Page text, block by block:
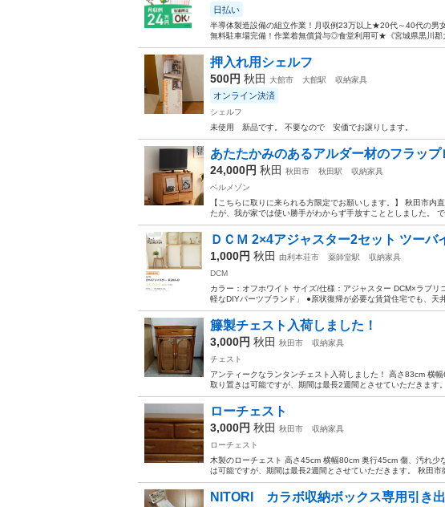
日払い
半導体製造設備の組立作業！月収例23万以上★20代～40代の男
無料駐車場完備！作業着無償貸与◎食堂利用可★《宮城県黒川郡
押入れ用シェルフ
500円 秋田 大館市 大館駅 収納家具
オンライン決済
シェルフ
未使用 新品です。 不要なので 安価でお譲りします。
あたたかみのあるアルダー材のフラップ
24,000円 秋田 秋田市 秋田駅
収納家具
ベルメゾン
【こちらに取りに来られる方限定でお願いします。】 秋田市
たが、我が家では使い勝手がわからず手放すこととしました。
ＤＣＭ 2×4アジャスター2セット ツーバ
1,000円 秋田 由利本荘市 薬師堂駅
収納家具
DCM
カラー：オフホワイト サイズ/仕様：アジャスター DCM×ラブ
軽なDIYパーツブランド」 ●原状復帰が必要な賃貸住宅でも、天
籐製チェスト入荷しました！
3,000円 秋田 秋田市
収納家具
チェスト
アンティークなランタンチェスト入荷しました！ 高さ83cm 横
取り置きは可能ですが、期間は最長2週間とさせていただきます
ローチェスト
3,000円 秋田 秋田市
収納家具
ローチェスト
木製のローチェスト 高さ45cm 横幅80cm 奥行45cm 傷、汚れ
は可能ですが、期間は最長2週間とさせていただきます。 秋田
NITORI カラボ収納ボックス専用引き